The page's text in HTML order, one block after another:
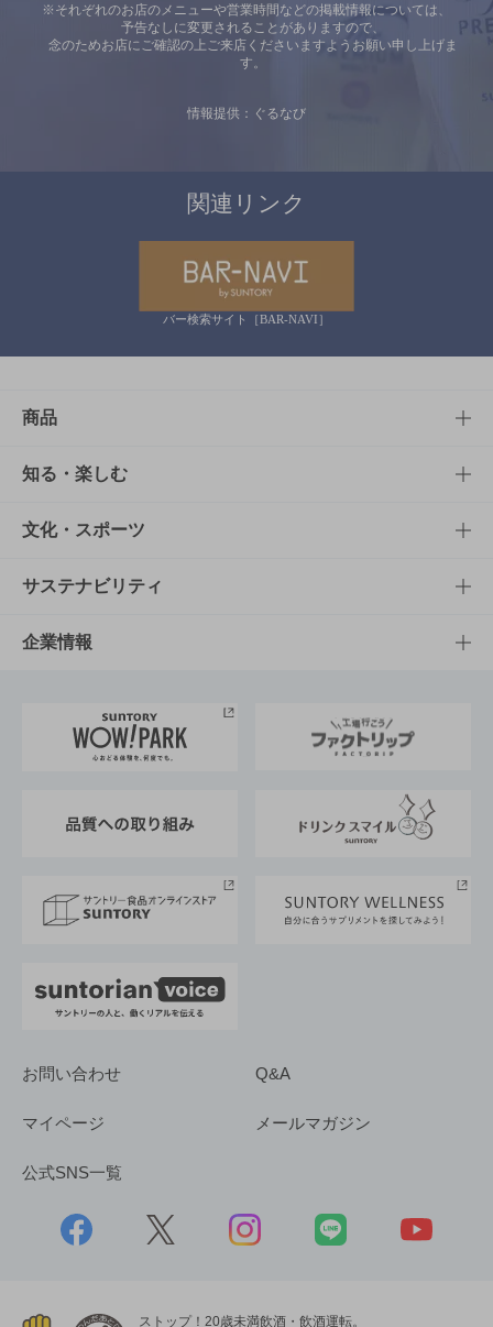
※それぞれのお店のメニューや営業時間などの掲載情報については、
予告なしに変更されることがありますので、
念のためお店にご確認の上ご来店くださいますようお願い申し上げま
す。
情報提供：ぐるなび
関連リンク
バー検索サイト［BAR-NAVI］
商品
商品TOP
商品一覧
商品発売情報
栄養成分一覧
知る・楽しむ
知る・楽しむTOP
キャンペーン
工場見学
地域情報
文化・スポーツ
文化・スポーツTOP
サントリーホール
サントリーサンバーズ大阪
サステナビリティ
サステナビリティTOP
サントリーが考えるサステナビリティ経営
企業情報
企業概要
採用情報
お問い合わせ Q&A
マイページ メールマガジン
公式SNS一覧
ストップ！20歳未満飲酒・飲酒運転。